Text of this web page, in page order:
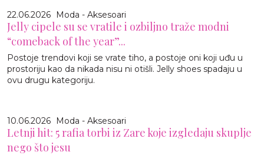
22.06.2026 Moda - Aksesoari
Jelly cipele su se vratile i ozbiljno traže modni
“comeback of the year”...
Postoje trendovi koji se vrate tiho, a postoje oni koji uđu u
prostoriju kao da nikada nisu ni otišli. Jelly shoes spadaju u
ovu drugu kategoriju.
10.06.2026 Moda - Aksesoari
Letnji hit: 5 rafia torbi iz Zare koje izgledaju skuplje
nego što jesu